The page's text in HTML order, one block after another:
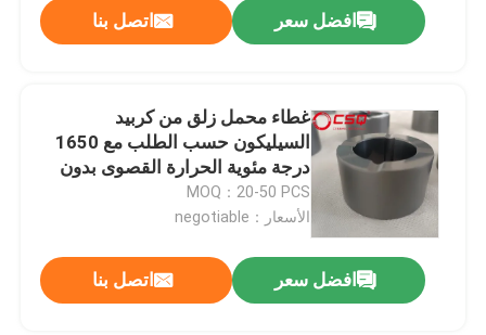
افضل سعر اتصل بنا
غطاء محمل زلق من كربيد
السيليكون حسب الطلب مع 1650
درجة مئوية الحرارة القصوى بدون
ضغط محشور للضخات
MOQ：20-50 PCS
الأسعار：negotiable
افضل سعر اتصل بنا